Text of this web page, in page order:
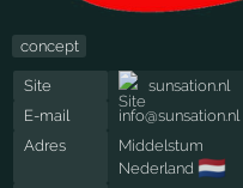
concept
Site
sunsation.nl
E-mail
info@sunsation.nl
Adres
Middelstum
Nederland 🇳🇱